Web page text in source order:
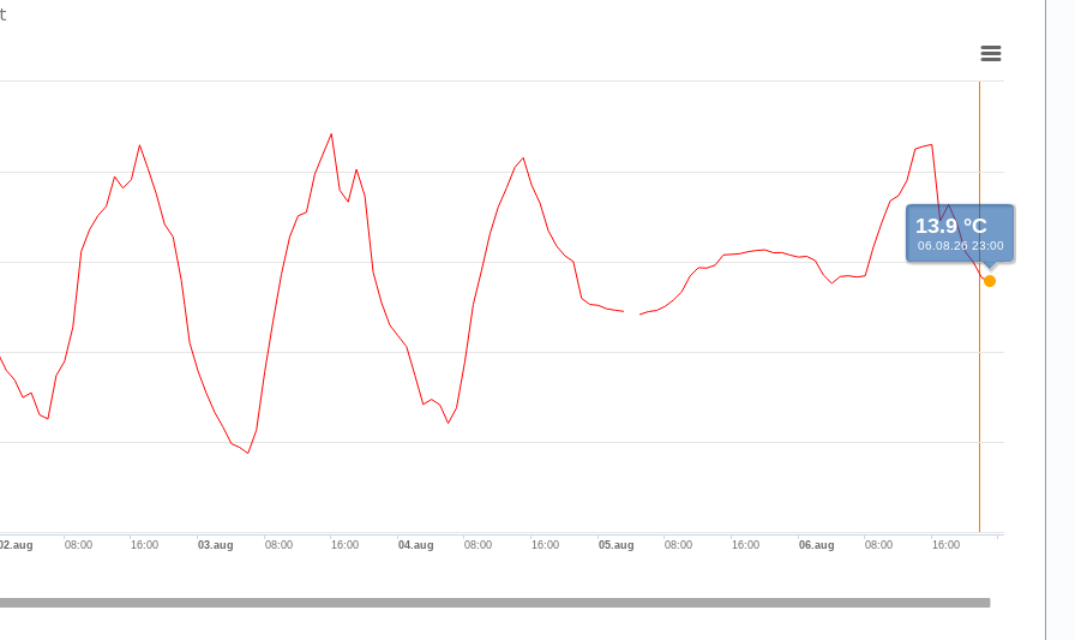
03.aug 04.aug 05.aug 06.aug
08:00 16:00 08:00 16:00 08:00 16:00 08:00 16:00 08:00 16:00
13.9 °C
06.08.26 23:00